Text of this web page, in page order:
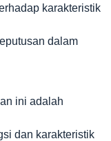
karakteristik
dalam
ini adalah
dan karakteristik